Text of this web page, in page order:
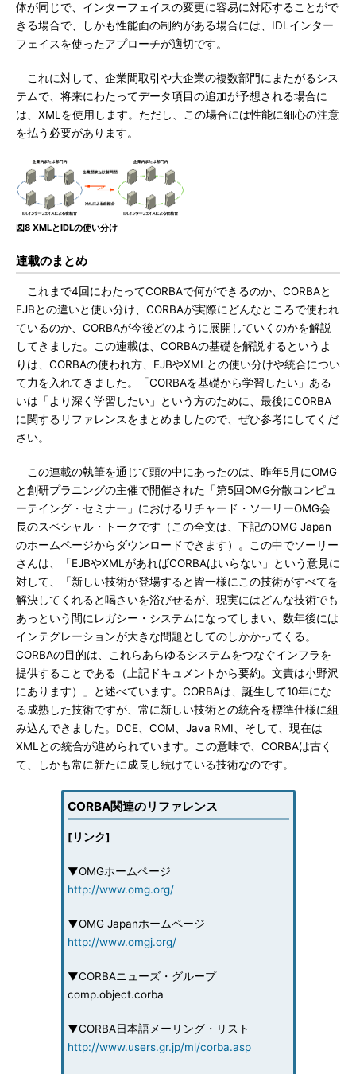
体が同じで、インターフェイスの変更に容易に対応することがで
きる場合で、しかも性能面の制約がある場合には、IDLインター
フェイスを使ったアプローチが適切です。
これに対して、企業間取引や大企業の複数部門にまたがるシス
テムで、将来にわたってデータ項目の追加が予想される場合に
は、XMLを使用します。ただし、この場合には性能に細心の注意
を払う必要があります。
図8 XMLとIDLの使い分け
連載のまとめ
これまで4回にわたってCORBAで何ができるのか、CORBAと
EJBとの違いと使い分け、CORBAが実際にどんなところで使われ
ているのか、CORBAが今後どのように展開していくのかを解説
してきました。この連載は、CORBAの基礎を解説するというよ
りは、CORBAの使われ方、EJBやXMLとの使い分けや統合につい
て力を入れてきました。「CORBAを基礎から学習したい」ある
いは「より深く学習したい」という方のために、最後にCORBA
に関するリファレンスをまとめましたので、ぜひ参考にしてくだ
さい。
この連載の執筆を通じて頭の中にあったのは、昨年5月にOMG
と創研プラニングの主催で開催された「第5回OMG分散コンピュ
ーテイング・セミナー」におけるリチャード・ソーリーOMG会
長のスペシャル・トークです（この全文は、下記のOMG Japan
のホームページからダウンロードできます）。この中でソーリー
さんは、「EJBやXMLがあればCORBAはいらない」という意見に
対して、「新しい技術が登場すると皆一様にこの技術がすべてを
解決してくれると喝さいを浴びせるが、現実にはどんな技術でも
あっという間にレガシー・システムになってしまい、数年後には
インテグレーションが大きな問題としてのしかかってくる。
CORBAの目的は、これらあらゆるシステムをつなぐインフラを
提供することである（上記ドキュメントから要約。文責は小野沢
にあります）」と述べています。CORBAは、誕生して10年にな
る成熟した技術ですが、常に新しい技術との統合を標準仕様に組
み込んできました。DCE、COM、Java RMI、そして、現在は
XMLとの統合が進められています。この意味で、CORBAは古く
て、しかも常に新たに成長し続けている技術なのです。
CORBA関連のリファレンス
[リンク]
▼OMGホームページ
http://www.omg.org/
▼OMG Japanホームページ
http://www.omgj.org/
▼CORBAニューズ・グループ
comp.object.corba
▼CORBA日本語メーリング・リスト
http://www.users.gr.jp/ml/corba.asp